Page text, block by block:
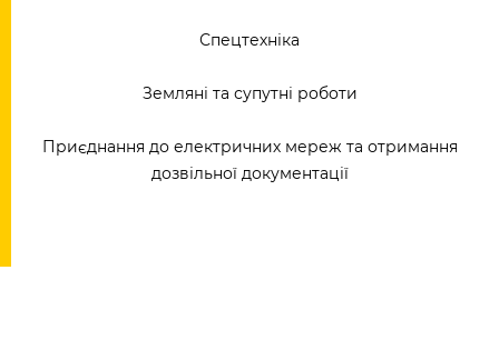
Спецтехніка
Земляні та супутні роботи
Приєднання до електричних мереж та отримання
дозвільної документації